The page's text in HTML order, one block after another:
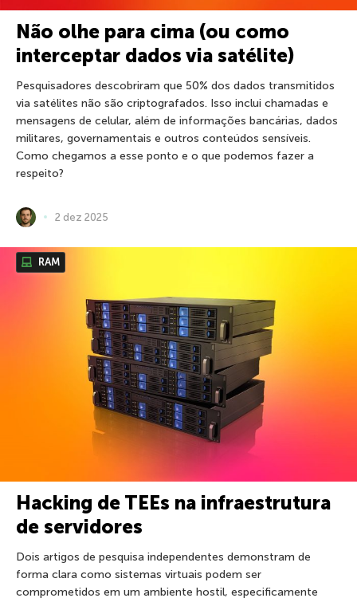
Não olhe para cima (ou como
interceptar dados via satélite)
Pesquisadores descobriram que 50% dos dados transmitidos
via satélites não são criptografados. Isso inclui chamadas e
mensagens de celular, além de informações bancárias, dados
militares, governamentais e outros conteúdos sensíveis.
Como chegamos a esse ponto e o que podemos fazer a
respeito?
2 dez 2025
RAM
Hacking de TEEs na infraestrutura
de servidores
Dois artigos de pesquisa independentes demonstram de
forma clara como sistemas virtuais podem ser
comprometidos em um ambiente hostil, especificamente